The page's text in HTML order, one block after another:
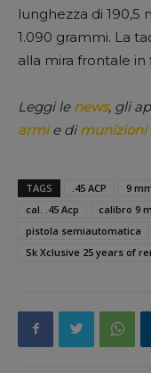
lunghezza di
1.090 grammi. La
alla mira frontale
Leggi le news, gli
armie dimunizioni
TAGS .45 ACP 9
cal. .45 Acp
calibro 9
pistola semiautomatica
Sk Xclusive 25 years of